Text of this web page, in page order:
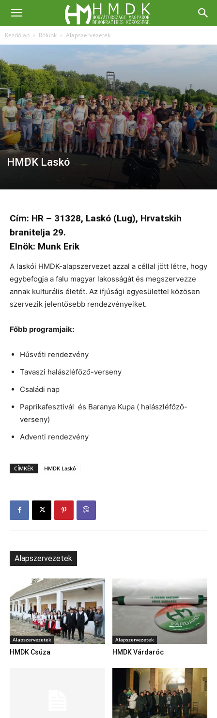
Kezdőlap Rólunk Alapszervezetek
HMDK Laskó
Cím: HR – 31328, Laskó (Lug), Hrvatskih
branitelja 29.
Elnök: Munk Erik
A laskói HMDK-alapszervezet azzal a céllal jött létre, hogy
egybefogja a falu magyar lakosságát és megszervezze
annak kulturális életét. Az ifjúsági egyesülettel közösen
szervezik jelentősebb rendezvényeiket.
Főbb programjaik:
Húsvéti rendezvény
Tavaszi halászléfőző-verseny
Családi nap
Paprikafesztivál és Baranya Kupa ( halászléfőző-
verseny)
Adventi rendezvény
CÍMKÉK HMDK Laskó
Alapszervezetek
Alapszervezetek
HMDK Csúza
Alapszervezetek
HMDK Várdaróc